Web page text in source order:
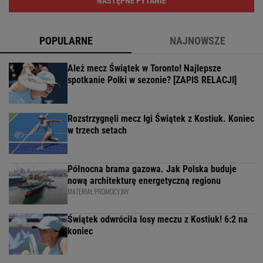
POPULARNE NAJNOWSZE
Ależ mecz Świątek w Toronto! Najlepsze
spotkanie Polki w sezonie? [ZAPIS RELACJI]
Rozstrzygnęli mecz Igi Świątek z Kostiuk. Koniec
w trzech setach
Północna brama gazowa. Jak Polska buduje
nową architekturę energetyczną regionu
MATERIAŁ PROMOCYJNY
Świątek odwróciła losy meczu z Kostiuk! 6:2 na
koniec